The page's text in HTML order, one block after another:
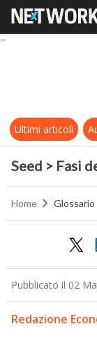
Ultimi articoli
Seed > Fasi
Home Glossario
Pubblicato il 02
Redazione